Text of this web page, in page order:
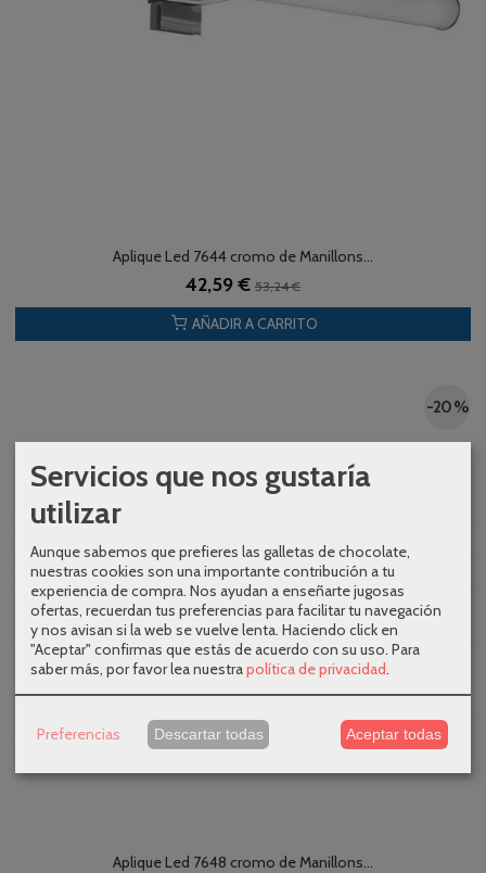
Aplique Led 7644 cromo de Manillons...
42,59 € 53,24 €
AÑADIR A CARRITO
-20 %
Aplique Led 7648 cromo de Manillons...
Servicios que nos gustaría
utilizar
Aunque sabemos que prefieres las galletas de chocolate,
nuestras cookies son una importante contribución a tu
experiencia de compra. Nos ayudan a enseñarte jugosas
ofertas, recuerdan tus preferencias para facilitar tu navegación
y nos avisan si la web se vuelve lenta. Haciendo click en
"Aceptar" confirmas que estás de acuerdo con su uso. Para
saber más, por favor lea nuestrapolítica de privacidad
Preferencias Descartar todas Aceptar todas